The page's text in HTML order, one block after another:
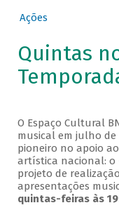
Ações
Quintas
O Espaço Cultural
musical em julho de
pioneiro no apoio
artística nacional: o
projeto de
apresentações
quintas-feiras às